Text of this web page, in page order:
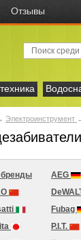
Отзывы
Электроинструмент
бренды AEG
Fubag
P.I.T.